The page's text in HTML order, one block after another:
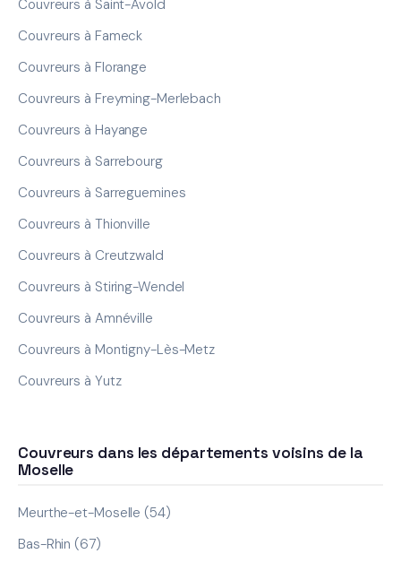
Couvreurs à Saint-Avold
Couvreurs à Fameck
Couvreurs à Florange
Couvreurs à Freyming-Merlebach
Couvreurs à Hayange
Couvreurs à Sarrebourg
Couvreurs à Sarreguemines
Couvreurs à Thionville
Couvreurs à Creutzwald
Couvreurs à Stiring-Wendel
Couvreurs à Amnéville
Couvreurs à Montigny-Lès-Metz
Couvreurs à Yutz
Couvreurs dans les départements voisins de la
Moselle
Meurthe-et-Moselle (54)
Bas-Rhin (67)